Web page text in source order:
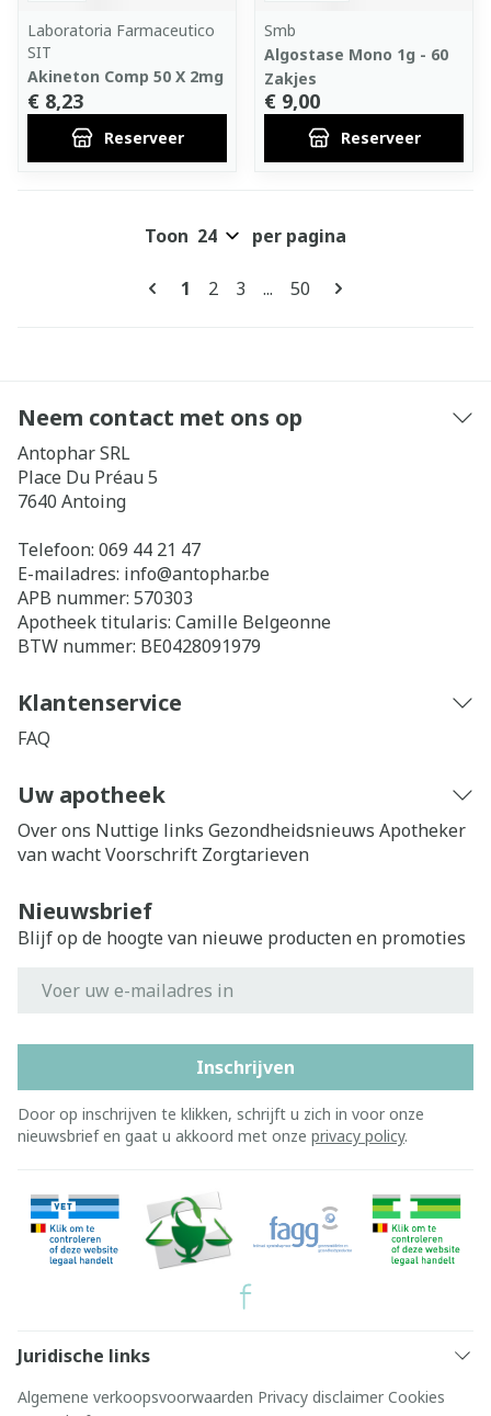
Laboratoria Farmaceutico
SIT
Akineton Comp 50 X 2mg
€ 8,23
Reserveer
Smb
Algostase Mono 1g - 60
Zakjes
€ 9,00
Reserveer
Pagina's
U lees momenteel pagina
1 Pagina
2 Pagina
3 ... Pagina
50
Toon per pagina
Neem contact met ons op
Antophar SRL
Place Du Préau 5
7640 Antoing
Telefoon: 069 44 21 47
E-mailadres: info@antophar.be
APB nummer: 570303
Apotheek titularis: Camille Belgeonne
BTW nummer: BE0428091979
Klantenservice
FAQ
Uw apotheek
Over ons Nuttige links Gezondheidsnieuws Apotheker
van wachtVoorschrift Zorgtarieven
Nieuwsbrief
Blijf op de hoogte van nieuwe producten en promoties
Inschrijven
Door op inschrijven te klikken, schrijft u zich in voor onze
nieuwsbrief en gaat u akkoord met onze privacy policy.
Juridische links
Algemene verkoopsvoorwaarden Privacy disclaimer Cookies